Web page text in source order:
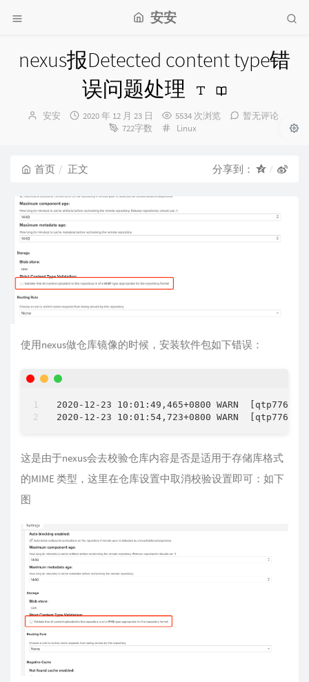
安安
nexus报Detected content type错
误问题处理
博
安安
发
2020 年 12 月 23 日 5534 次浏览
暂无评论
722字数
分
Linux
首页 正文 分享到：
使用nexus做仓库镜像的时候，安装软件包如下错误：
2020-12-23 10:01:49,465+0800 WARN
这是由于nexus会去校验仓库内容是否是适用于存储库格式
的MIME 类型，这里在仓库设置中取消校验设置即可：如下
图